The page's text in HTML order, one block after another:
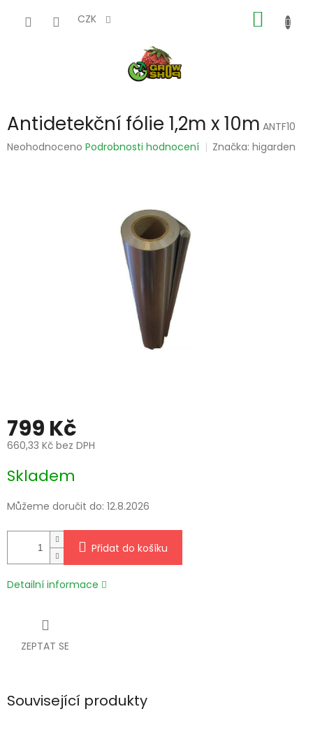
CZK
KOŠÍK
Antidetekční fólie 1,2m x 10m ANTF10
Průměrné
Neohodnoceno Podrobnosti hodnocení Značka:higarden
799 Kč
660,33 Kč bez DPH
cena:
Skladem
Můžeme doručit do: 12.8.2026
Přidat do košíku
Detailní informace
ZEPTAT SE
Související produkty